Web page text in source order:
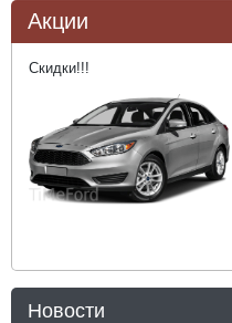
Акции
Скидки!!!
Новости